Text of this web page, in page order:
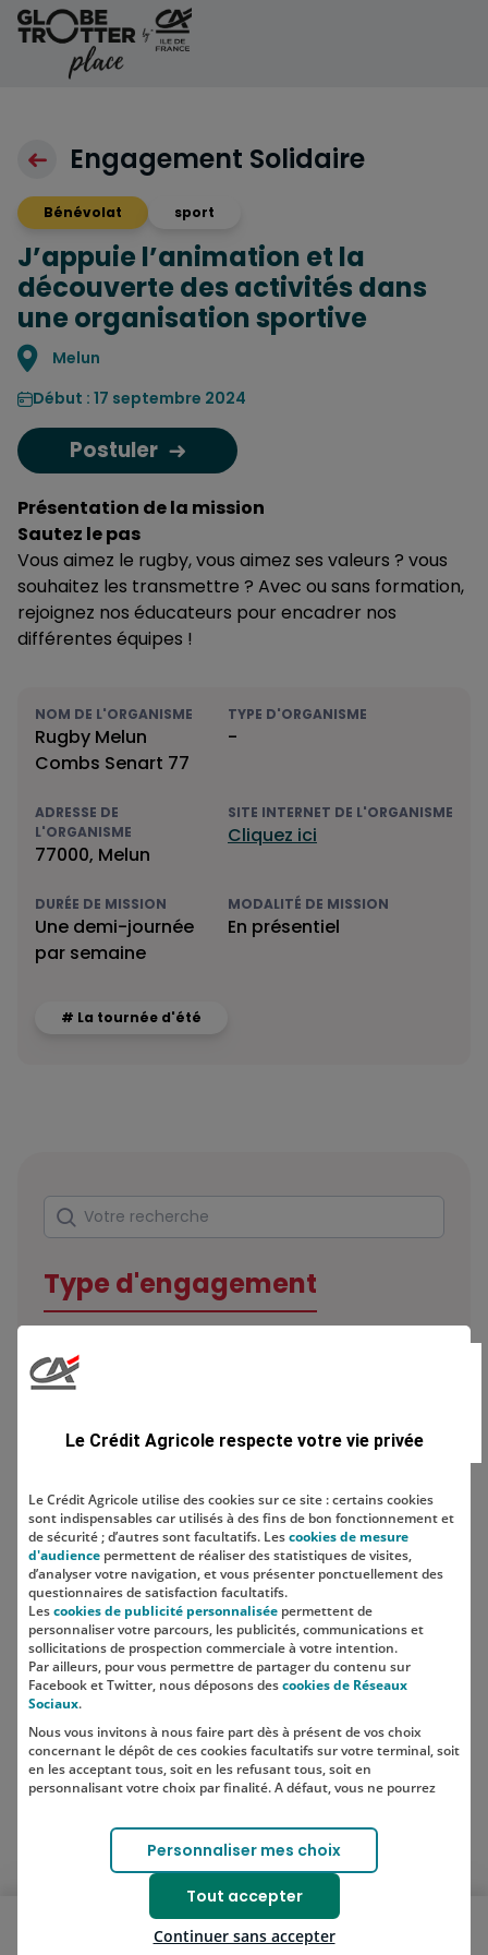
Aller au contenu
Engagement Solidaire
Bénévolat sport
J’appuie l’animation et la
découverte des activités dans
une organisation sportive
Localisation
Melun
Début : 17 septembre 2024
Postuler
Présentation de la mission
Sautez le pas
Vous aimez le rugby, vous aimez ses valeurs ? vous
souhaitez les transmettre ? Avec ou sans formation,
rejoignez nos éducateurs pour encadrer nos
différentes équipes !
NOM DE L'ORGANISME
Rugby Melun
Combs Senart 77
TYPE D'ORGANISME
-
ADRESSE DE
L'ORGANISME
77000, Melun
SITE INTERNET DE L'ORGANISME
Cliquez ici
DURÉE DE MISSION
Une demi-journée
par semaine
MODALITÉ DE MISSION
En présentiel
# La tournée d'été
Rechercher
Votre recherche
Type d'engagement
Localisation
SUIVEZ-NOUS SUR LES RÉSEAUX
SOCIAUX
Lien vers le compte Instagram
Lien vers le compte TikTok
Ouvrir le menu mobile
Bons plans Blog
Le Crédit Agricole respecte votre vie privée
Le Crédit Agricole utilise des cookies sur ce site : certains cookies
sont indispensables car utilisés à des fins de bon fonctionnement et
de sécurité ; d’autres sont facultatifs. Lescookies de mesure
d'audience permettent de réaliser des statistiques de visites,
d’analyser votre navigation, et vous présenter ponctuellement des
questionnaires de satisfaction facultatifs.
Lescookies de publicité personnalisée permettent de
personnaliser votre parcours, les publicités, communications et
sollicitations de prospection commerciale à votre intention.
Par ailleurs, pour vous permettre de partager du contenu sur
Facebook et Twitter, nous déposons descookies de Réseaux
Sociaux.
Nous vous invitons à nous faire part dès à présent de vos choix
concernant le dépôt de ces cookies facultatifs sur votre terminal, soit
en les acceptant tous, soit en les refusant tous, soit en
personnalisant votre choix par finalité. A défaut, vous ne pourrez
Votre choix est libre et peut être modifié à tout moment, en cliquant
sur le lien "Cookies", en bas de page.
Pour en savoir plus sur les responsables de traitement et les
finalités, cliquez sur "Personnaliser mes choix".
Personnaliser mes choix
Tout accepter
Continuer sans accepter